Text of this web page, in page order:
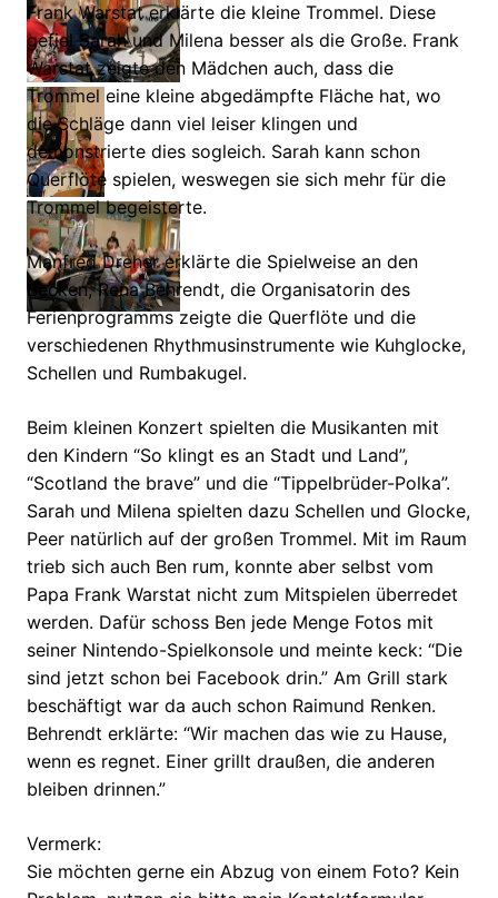
Frank Warstat erklärte die kleine Trommel. Diese
gefiel Sarah und Milena besser als die Große. Frank
Warstat zeigte den Mädchen auch, dass die
Trommel eine kleine abgedämpfte Fläche hat, wo
die Schläge dann viel leiser klingen und
demonstrierte dies sogleich. Sarah kann schon
Querflöte spielen, weswegen sie sich mehr für die
Trommel begeisterte.
Manfred Dreher erklärte die Spielweise an den
Becken, Rena Behrendt, die Organisatorin des
Ferienprogramms zeigte die Querflöte und die
verschiedenen Rhythmusinstrumente wie Kuhglocke,
Schellen und Rumbakugel.
Beim kleinen Konzert spielten die Musikanten mit
den Kindern “So klingt es an Stadt und Land”,
“Scotland the brave” und die “Tippelbrüder-Polka”.
Sarah und Milena spielten dazu Schellen und Glocke,
Peer natürlich auf der großen Trommel. Mit im Raum
trieb sich auch Ben rum, konnte aber selbst vom
Papa Frank Warstat nicht zum Mitspielen überredet
werden. Dafür schoss Ben jede Menge Fotos mit
seiner Nintendo-Spielkonsole und meinte keck: “Die
sind jetzt schon bei Facebook drin.” Am Grill stark
beschäftigt war da auch schon Raimund Renken.
Behrendt erklärte: “Wir machen das wie zu Hause,
wenn es regnet. Einer grillt draußen, die anderen
bleiben drinnen.”
Vermerk:
Sie möchten gerne ein Abzug von einem Foto? Kein